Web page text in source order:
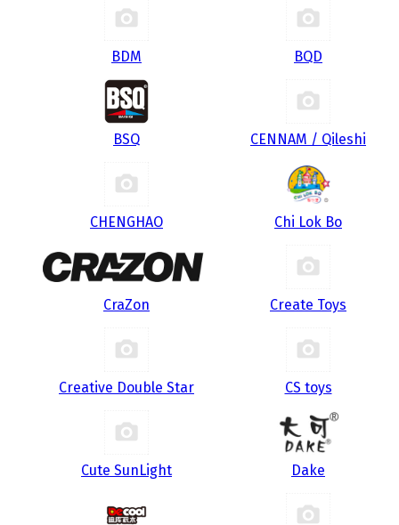
BDM BQD
BSQ CENNAM / Qileshi
CHENGHAO Chi Lok Bo
CraZon Create Toys
Creative Double Star CS toys
Cute SunLight Dake